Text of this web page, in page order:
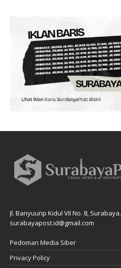
Jl. Banyuurip Kidul VII No. 8, Surabaya.
surabayapost.id@gmail.com
Pedoman Media Siber
Privacy Policy